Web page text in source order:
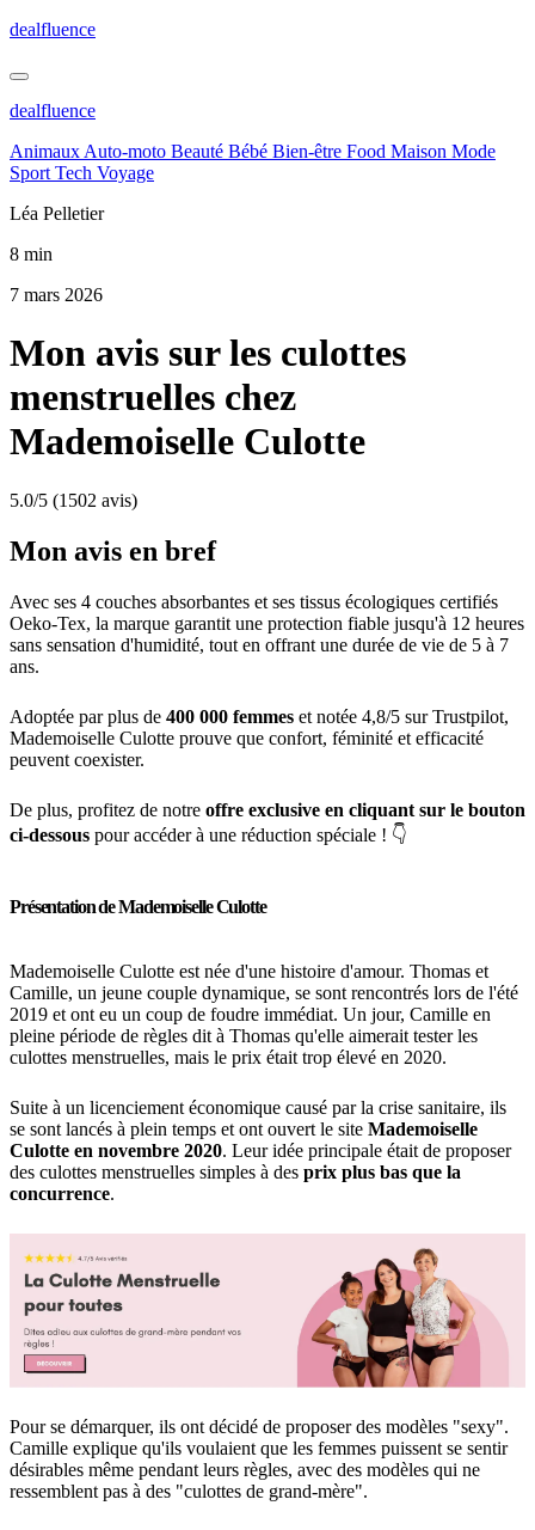
dealfluence
dealfluence
Animaux Auto-moto Beauté Bébé Bien-être Food Maison Mode
Sport Tech Voyage
Léa Pelletier
8 min
7 mars 2026
Mon avis sur les culottes
menstruelles chez
Mademoiselle Culotte
5.0/5 (1502 avis)
Mon avis en bref
Avec ses 4 couches absorbantes et ses tissus écologiques certifiés
Oeko-Tex, la marque garantit une protection fiable jusqu'à 12 heures
sans sensation d'humidité, tout en offrant une durée de vie de 5 à 7
ans.
Adoptée par plus de 400 000 femmes et notée 4,8/5 sur Trustpilot,
Mademoiselle Culotte prouve que confort, féminité et efficacité
peuvent coexister.
De plus, profitez de notre offre exclusive en cliquant sur le bouton
ci-dessous pour accéder à une réduction spéciale ! 👇
Présentation de Mademoiselle Culotte
Mademoiselle Culotte est née d'une histoire d'amour. Thomas et
Camille, un jeune couple dynamique, se sont rencontrés lors de l'été
2019 et ont eu un coup de foudre immédiat. Un jour, Camille en
pleine période de règles dit à Thomas qu'elle aimerait tester les
culottes menstruelles, mais le prix était trop élevé en 2020.
Suite à un licenciement économique causé par la crise sanitaire, ils
se sont lancés à plein temps et ont ouvert le site Mademoiselle
Culotte en novembre 2020. Leur idée principale était de proposer
des culottes menstruelles simples à des prix plus bas que la
concurrence.
Pour se démarquer, ils ont décidé de proposer des modèles "sexy".
Camille explique qu'ils voulaient que les femmes puissent se sentir
désirables même pendant leurs règles, avec des modèles qui ne
ressemblent pas à des "culottes de grand-mère".